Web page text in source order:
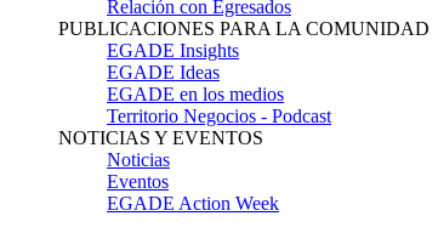
Relación con Egresados
PUBLICACIONES PARA LA COMUNIDAD
EGADE Insights
EGADE Ideas
EGADE en los medios
Territorio Negocios - Podcast
NOTICIAS Y EVENTOS
Noticias
Eventos
EGADE Action Week